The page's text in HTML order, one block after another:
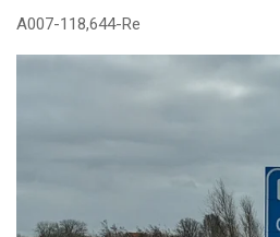
A007-118,644-Re